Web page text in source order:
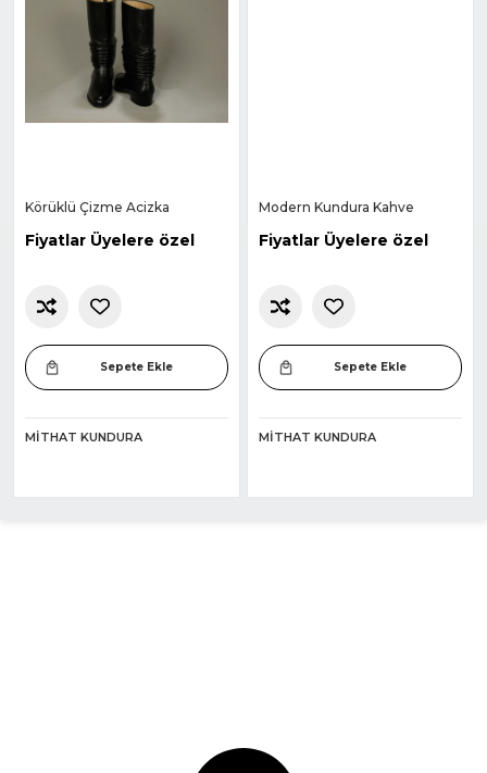
Körüklü Çizme Acizka
Fiyatlar Üyelere özel
Sepete Ekle
MITHAT KUNDURA
Modern Kundura Kahve
Fiyatlar Üyelere özel
Sepete Ekle
MITHAT KUNDURA